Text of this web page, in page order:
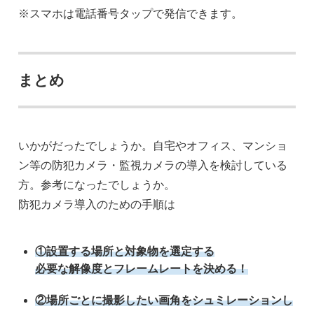
※スマホは電話番号タップで発信できます。
まとめ
いかがだったでしょうか。自宅やオフィス、マンショ
ン等の防犯カメラ・監視カメラの導入を検討している
方。参考になったでしょうか。
防犯カメラ導入のための手順は
①設置する場所と対象物を選定する
必要な解像度とフレームレートを決める！
②場所ごとに撮影したい画角をシュミレーションし